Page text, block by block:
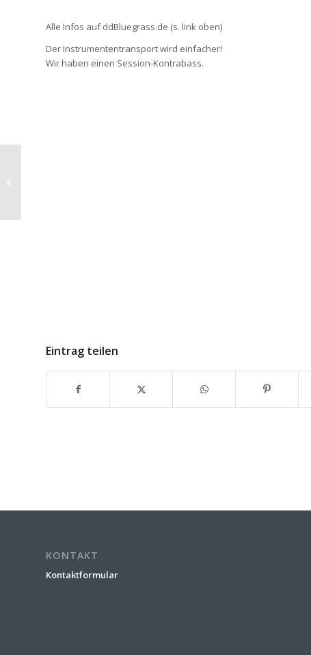
Alle Infos auf ddBluegrass.de (s. link oben)
Der Instrumententransport wird einfacher!
Wir haben einen Session-Kontrabass.
Eintrag teilen
KONTAKT
Kontaktformular